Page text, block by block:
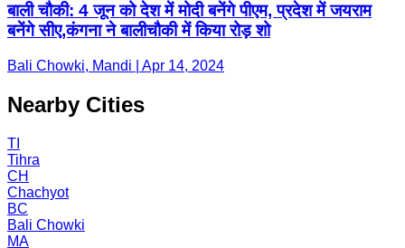
बाली चौकी: 4 जून को देश में मोदी बनेंगे पीएम, प्रदेश में जयराम
बनेंगे सीए,कंगना ने बालीचौकी में किया रोड़ शो
Bali Chowki, Mandi | Apr 14, 2024
Nearby Cities
TI
Tihra
CH
Chachyot
BC
Bali Chowki
MA